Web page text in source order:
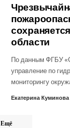
области
По данным ФГБУ
управление по
мониторингу
Екатерина Куминова
Ещё